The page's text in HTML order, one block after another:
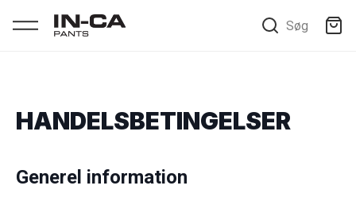
Søg
HANDELSBETINGELSER
Generel information